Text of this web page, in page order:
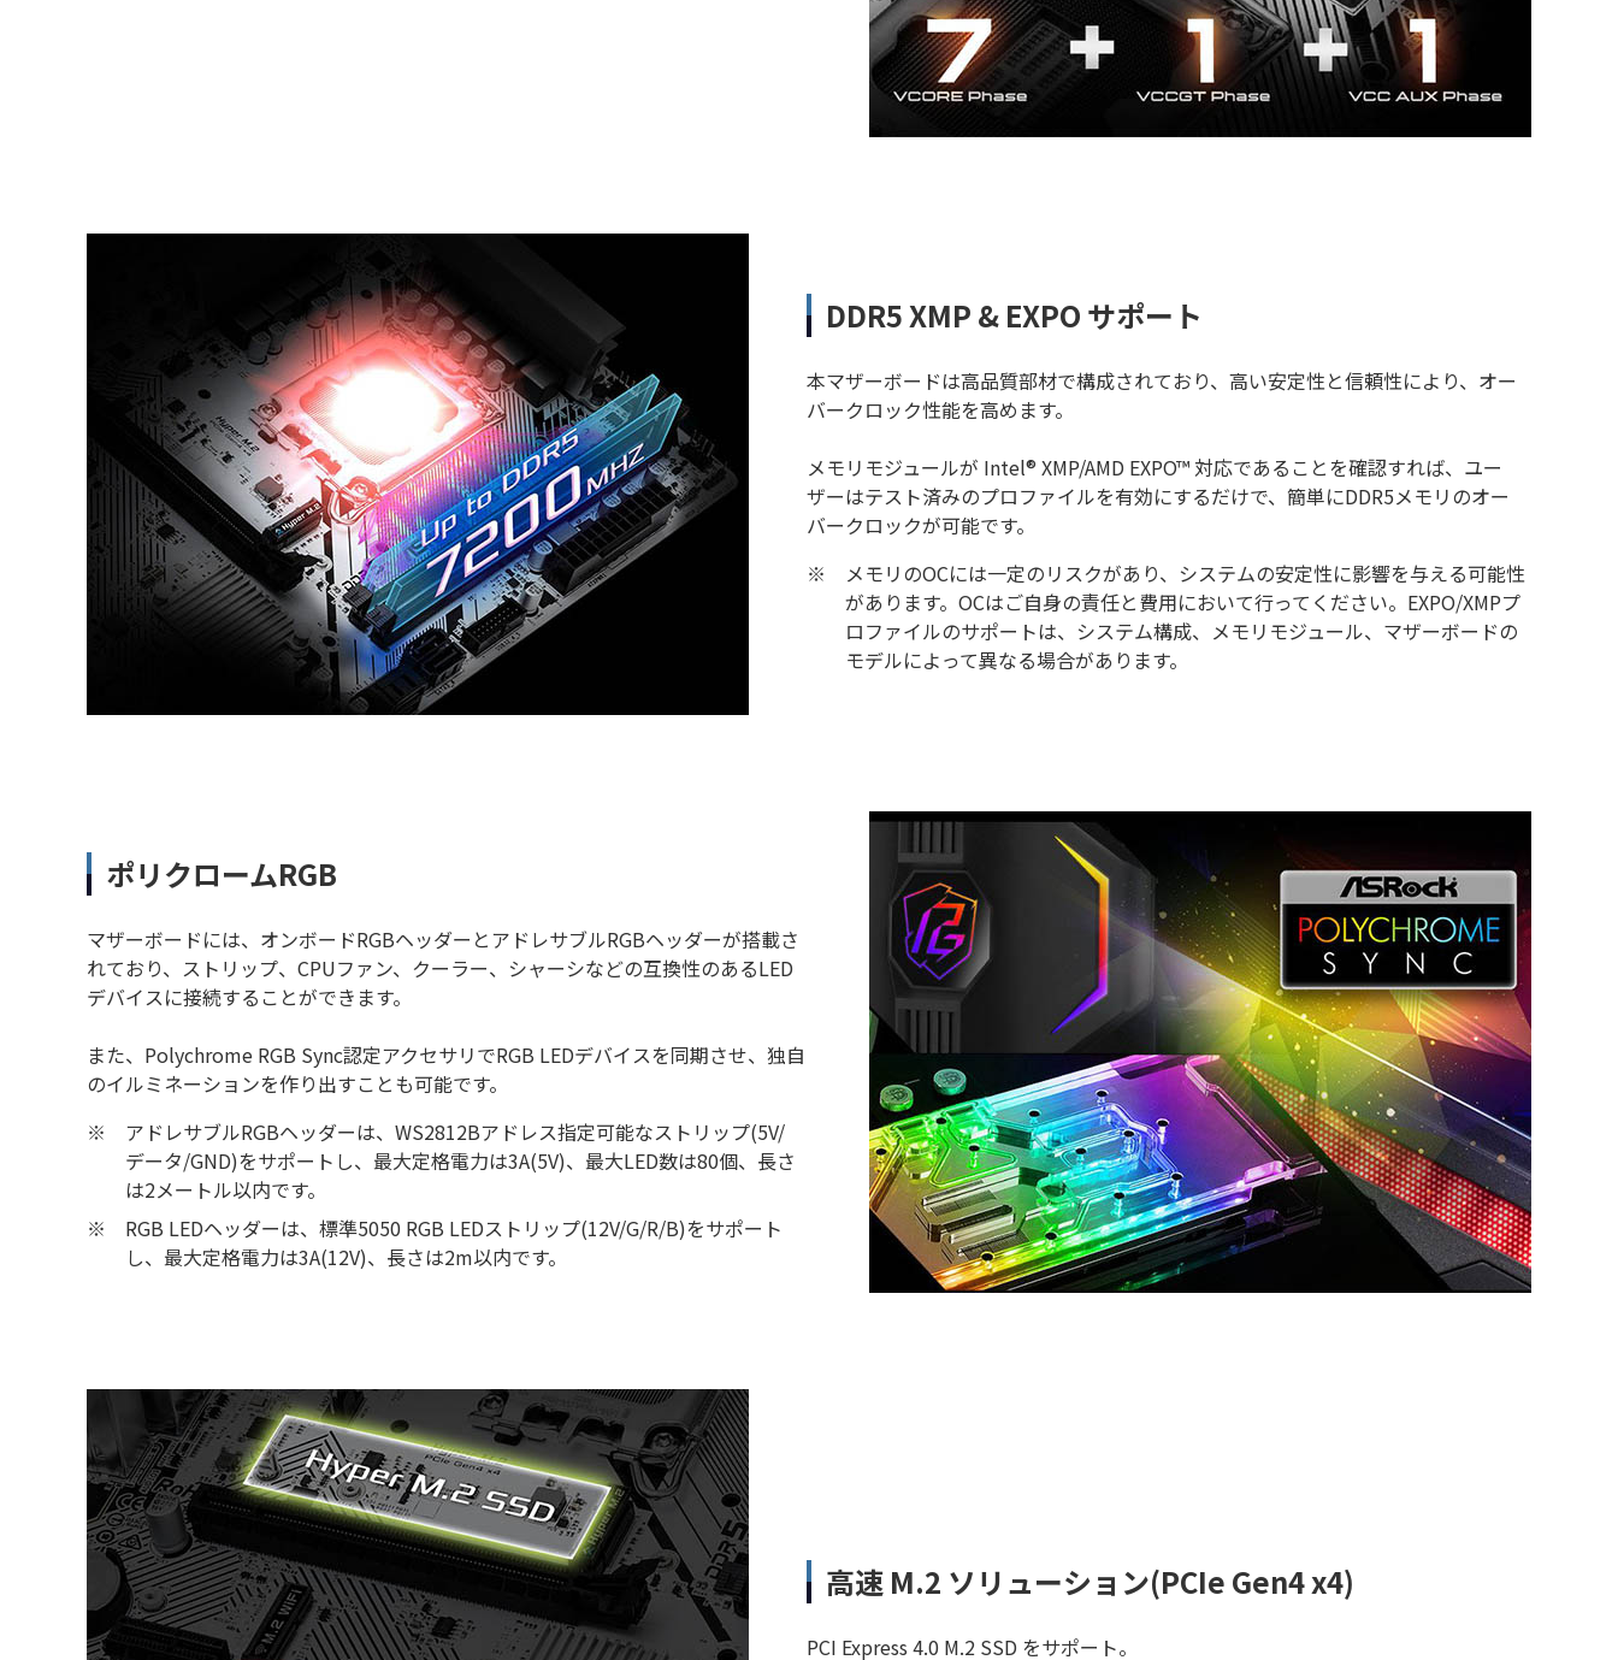
DDR5 XMP & EXPO サポート
本マザーボードは高品質部材で構成されており、高い安定性と信頼性により、オー
バークロック性能を高めます。
メモリモジュールが Intel® XMP/AMD EXPO™ 対応であることを確認すれば、ユー
ザーはテスト済みのプロファイルを有効にするだけで、簡単にDDR5メモリのオー
バークロックが可能です。
※
メモリのOCには一定のリスクがあり、システムの安定性に影響を与える可能性
があります。OCはご自身の責任と費用において行ってください。EXPO/XMPプ
ロファイルのサポートは、システム構成、メモリモジュール、マザーボードの
モデルによって異なる場合があります。
ポリクロームRGB
マザーボードには、オンボードRGBヘッダーとアドレサブルRGBヘッダーが搭載さ
れており、ストリップ、CPUファン、クーラー、シャーシなどの互換性のあるLED
デバイスに接続することができます。
また、Polychrome RGB Sync認定アクセサリでRGB LEDデバイスを同期させ、独自
のイルミネーションを作り出すことも可能です。
※
アドレサブルRGBヘッダーは、WS2812Bアドレス指定可能なストリップ(5V/
データ/GND)をサポートし、最大定格電力は3A(5V)、最大LED数は80個、長さ
は2メートル以内です。
※
RGB LEDヘッダーは、標準5050 RGB LEDストリップ(12V/G/R/B)をサポート
し、最大定格電力は3A(12V)、長さは2m以内です。
高速 M.2 ソリューション(PCIe Gen4 x4)
PCI Express 4.0 M.2 SSD をサポート。